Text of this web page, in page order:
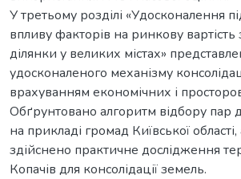
У третьому розділі «Удосконалення
впливу факторів на ринкову вартість
ділянки у великих містах»
удосконаленого механізму
врахуванням економічних і
Обґрунтовано алгоритм відбору пар
на прикладі громад Київської
здійснено практичне дослідження
Копачів для консолідації земель.